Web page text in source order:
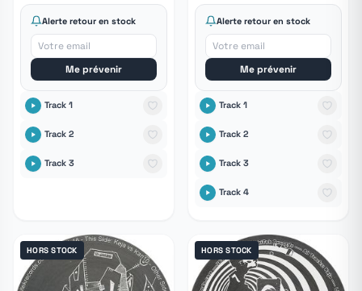
Alerte retour en stock
Me prévenir
Track 1
Track 2
Track 3
Alerte retour en stock
Me prévenir
Track 1
Track 2
Track 3
Track 4
HORS STOCK HORS STOCK